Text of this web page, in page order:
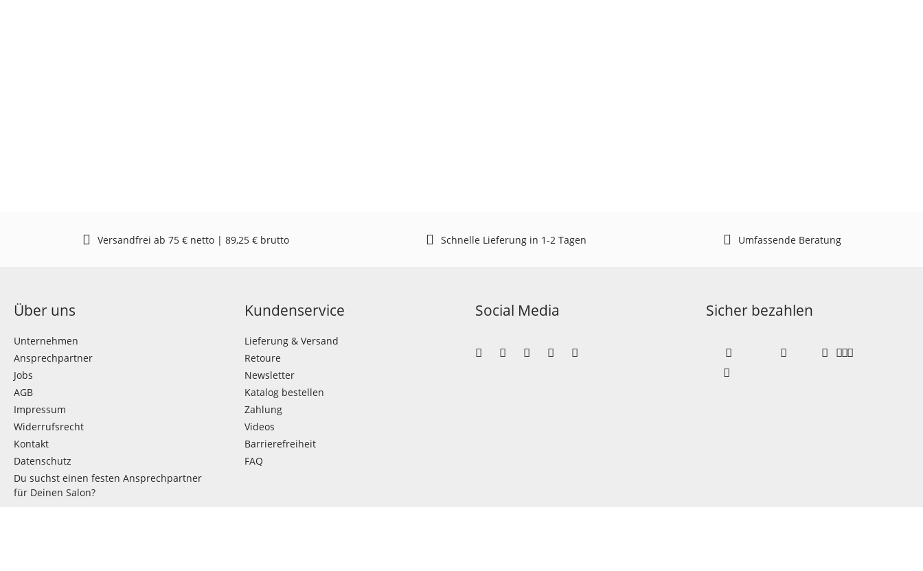
Versandfrei ab 75 € netto | 89,25 € brutto Schnelle Lieferung in 1-2 Tagen Umfassende Beratung
Über uns
Unternehmen
Ansprechpartner
Jobs
AGB
Impressum
Widerrufsrecht
Kontakt
Datenschutz
Du suchst einen festen Ansprechpartner
für Deinen Salon?
Kundenservice
Lieferung & Versand
Retoure
Newsletter
Katalog bestellen
Zahlung
Videos
Barrierefreiheit
FAQ
Social Media Sicher bezahlen